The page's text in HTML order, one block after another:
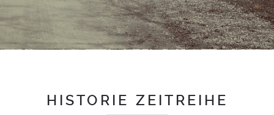
HISTORIE ZEITREIHE